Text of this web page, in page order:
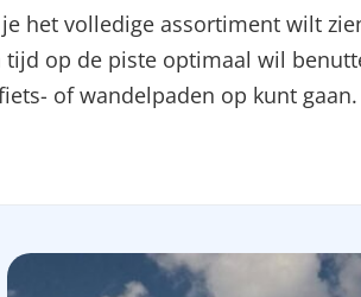
het volledige assortiment wilt
tijd op de piste optimaal wil
of wandelpaden op kunt gaan.